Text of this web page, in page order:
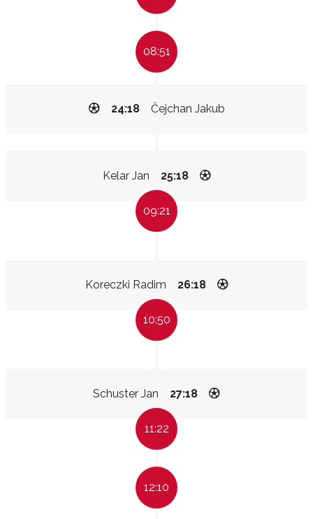
08:51
Čejchan Jakub
24:18
Kelar Jan 25:18
09:21
Koreczki Radim 26:18
10:50
Schuster Jan 27:18
11:22
12:10